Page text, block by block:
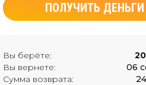
ПОЛУЧИТЬ ДЕНЬГИ
Вы берёте:
Вы вернете:
06
Сумма возврата: